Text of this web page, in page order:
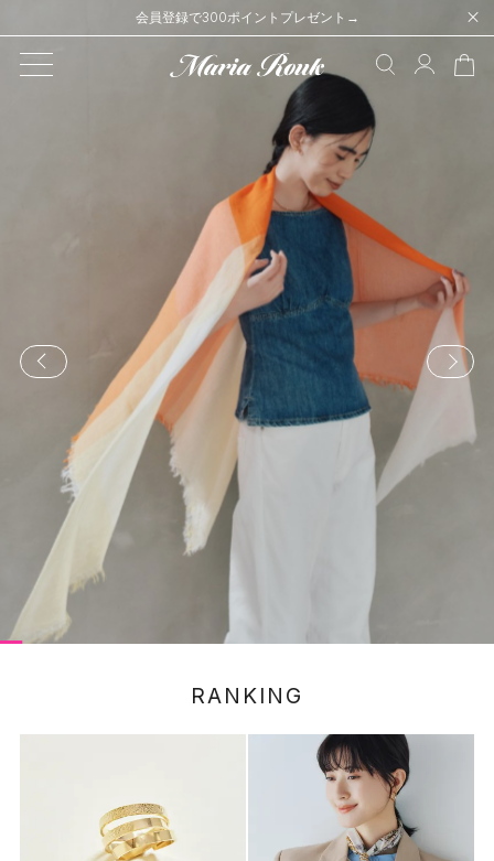
会員登録で300ポイントプレゼント→
RAN KI N G